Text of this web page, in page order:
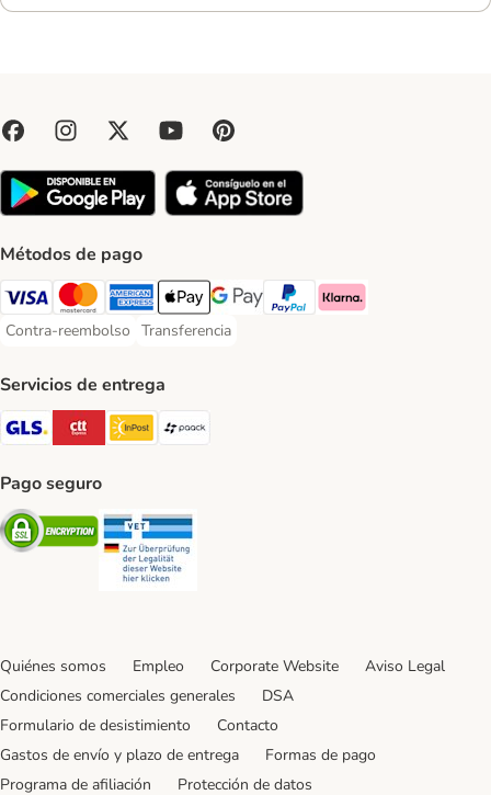
Métodos de pago
Visa Payment Method
Mastercard Payment Method
American Express Payment Method
Apple Pay Payment Method
Google Pay Payment Method
PayPal Payment Method
Klarna Payment Method
Contra-reembolso
Contra-reembolso Payment Method
Transferencia
Transferencia Payment Method
Servicios de entrega
GLS Shipping Method
CTTExpress Shipping Method
InPost Shipping Method
Pago seguro
Security
Quiénes somos Empleo Corporate Website
Aviso Legal
Condiciones comerciales generales
DSA
Formulario de desistimiento
Contacto
Gastos de envío y plazo de entrega
Formas de pago
Programa de afiliación
Protección de datos